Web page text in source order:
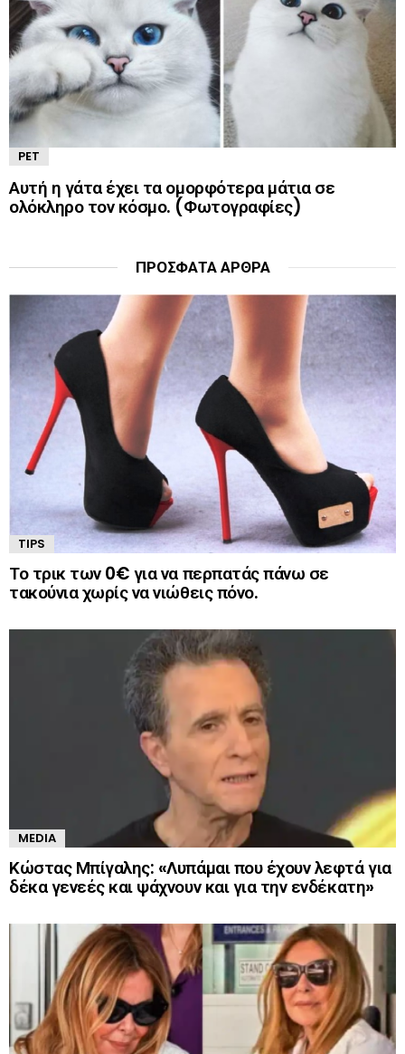
PET
Αυτή η γάτα έχει τα ομορφότερα μάτια σε
ολόκληρο τον κόσμο. (Φωτογραφίες)
ΠΡΌΣΦΑΤΑ ΆΡΘΡΑ
TIPS
Το τρικ των 0€ για να περπατάς πάνω σε
τακούνια χωρίς να νιώθεις πόνο.
MEDIA
Κώστας Μπίγαλης: «Λυπάμαι που έχουν λεφτά για
δέκα γενεές και ψάχνουν και για την ενδέκατη»